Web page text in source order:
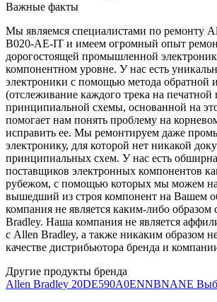
Важные факты
Мы являемся специалистами по ремонту
B020-AE-IT и имеем огромный опыт
дорогостоящей промышленной
компонентном уровне. У нас есть
электроники с помощью метода обратной
(отслеживание каждого трека на печатной
принципиальной схемы, основанной на
помогает нам понять проблему на
исправить ее. Мы ремонтируем даже
электронику, для которой нет никакой
принципиальных схем. У нас есть
поставщиков электронных компонентов
рубежом, с помощью которых мы можем
вышедший из строя компонент на Вашем
компания не является каким-либо образом
Bradley. Наша компания не является
с Allen Bradley, а также никаким образом
качестве дистрибьютора бренда и
Другие продукты бренда
Allen Bradley 20DE590A0ENNBNANE